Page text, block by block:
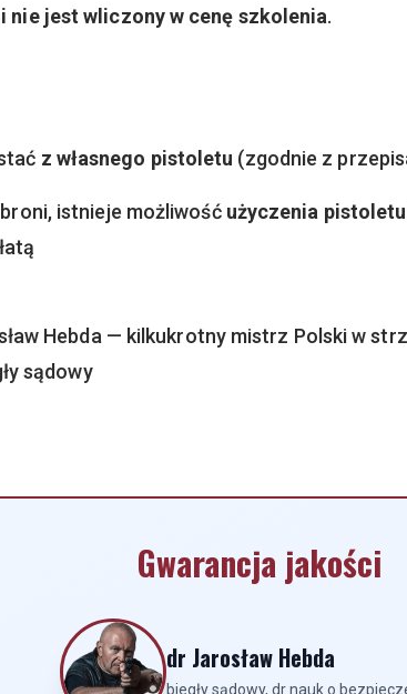
nie jest wliczony w cenę szkolenia.
z własnego pistoletu (zgodnie z
istnieje możliwość użyczenia
Hebda — kilkukrotny mistrz Polski w
sądowy
Gwarancja jakości
dr Jarosław Hebda
biegły sądowy, dr nauk o